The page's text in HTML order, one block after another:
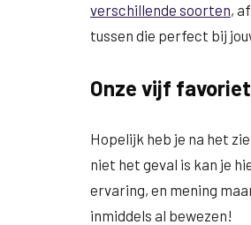
verschillende soorten,
tussen die perfect bij
Onze vijf
Hopelijk heb je na het
niet het geval is kan je
ervaring, en mening
inmiddels al bewezen!